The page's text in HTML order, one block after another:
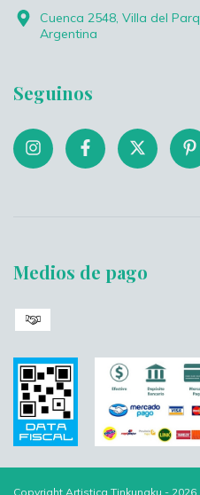
Cuenca 2548, Villa del
Argentina
Seguinos
Medios de pago
Copyright Artistica Tinkunaku -